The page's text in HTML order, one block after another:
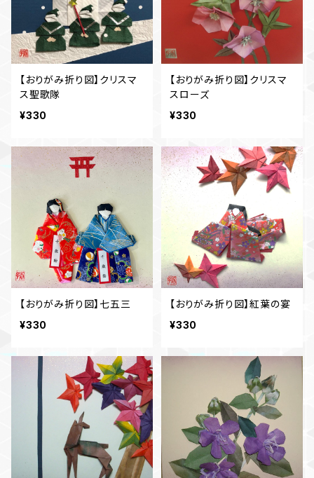
【おりがみ折り図】クリスマ
ス聖歌隊
¥330
【おりがみ折り図】クリスマ
スローズ
¥330
【おりがみ折り図】七五三
¥330
【おりがみ折り図】紅葉の宴
¥330